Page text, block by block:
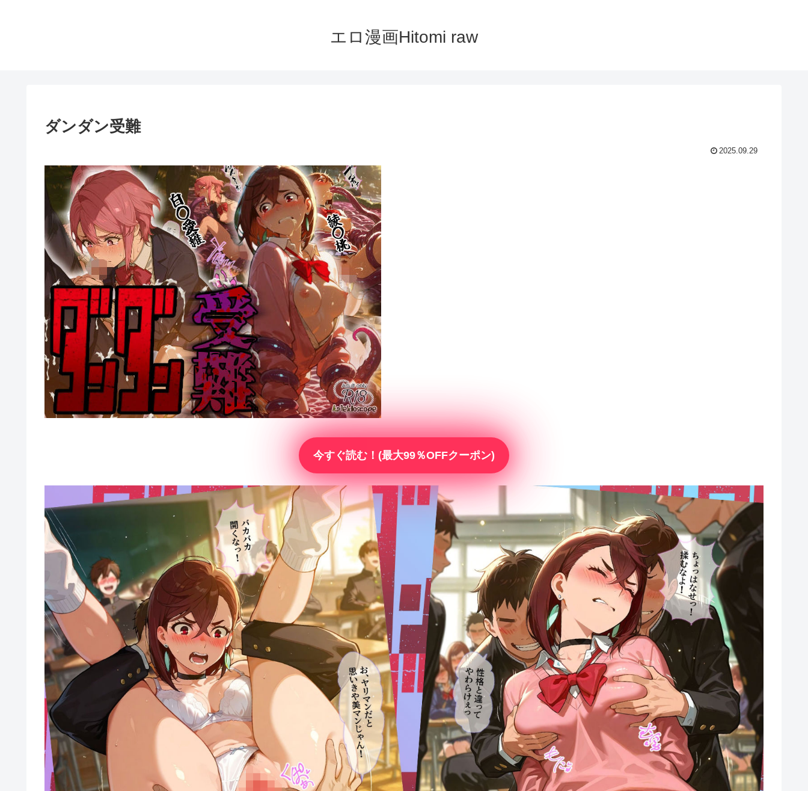
エロ漫画Hitomi raw
ダンダン受難
2025.09.29
今すぐ読む！(最大99％OFFクーポン)